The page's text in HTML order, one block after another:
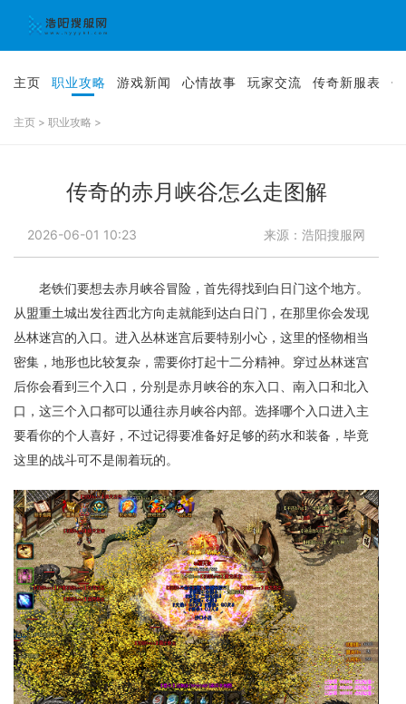
主页 职业攻略 游戏新闻 心情故事 玩家交流 传奇新服表
主页 > 职业攻略 >
传奇的赤月峡谷怎么走图解
2026-06-01 10:23 来源：浩阳搜服网
老铁们要想去赤月峡谷冒险，首先得找到白日门这个地方。
从盟重土城出发往西北方向走就能到达白日门，在那里你会发现
丛林迷宫的入口。进入丛林迷宫后要特别小心，这里的怪物相当
密集，地形也比较复杂，需要你打起十二分精神。穿过丛林迷宫
后你会看到三个入口，分别是赤月峡谷的东入口、南入口和北入
口，这三个入口都可以通往赤月峡谷内部。选择哪个入口进入主
要看你的个人喜好，不过记得要准备好足够的药水和装备，毕竟
这里的战斗可不是闹着玩的。